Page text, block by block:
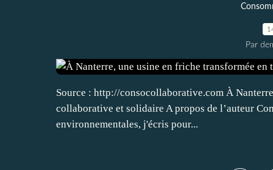
Par
Source : http://consocollaborative.com À
collaborative et solidaire A propos de l’auteur
environnementales, j'écris pour...